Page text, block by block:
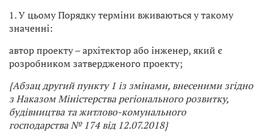
1. У цьому Порядку терміни вживаються у такому
значенні:
автор проекту – архітектор або інженер, який є
розробником затвердженого проекту;
{Абзац другий пункту 1 із змінами, внесеними згідно
з Наказом Міністерства регіонального розвитку,
будівництва та житлово-комунального
господарства№ 174 від 12.07.2018}